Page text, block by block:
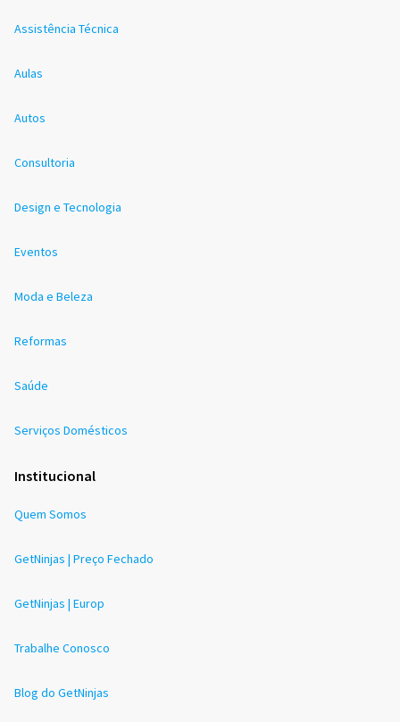
Assistência Técnica
Aulas
Autos
Consultoria
Design e Tecnologia
Eventos
Moda e Beleza
Reformas
Saúde
Serviços Domésticos
Institucional
Quem Somos
GetNinjas | Preço Fechado
GetNinjas | Europ
Trabalhe Conosco
Blog do GetNinjas